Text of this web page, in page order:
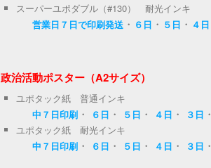
スーパーユポダブル（#130） 耐光インキ
営業日７日で印刷発送・ ６日 ・ ５日 ・ ４日
政治活動ポスター（A2サイズ）
ユポタック紙 普通インキ
中７日印刷・ ６日 ・ ５日 ・ ４日 ・ ３日 ・
ユポタック紙 耐光インキ
中７日印刷・ ６日 ・ ５日 ・ ４日 ・ ３日 ・